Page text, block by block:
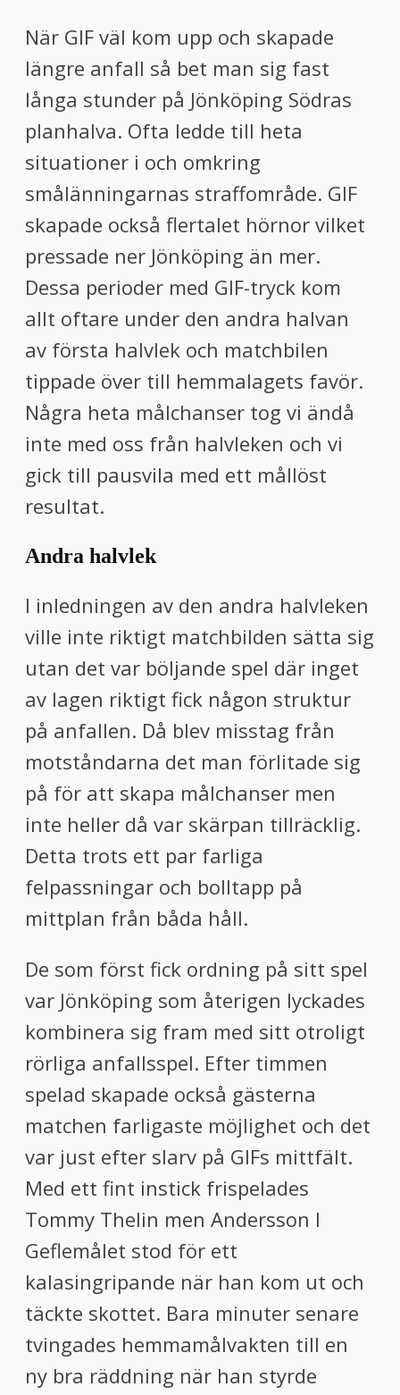
När GIF väl kom upp och skapade
längre anfall så bet man sig fast
långa stunder på Jönköping Södras
planhalva. Ofta ledde till heta
situationer i och omkring
smålänningarnas straffområde. GIF
skapade också flertalet hörnor vilket
pressade ner Jönköping än mer.
Dessa perioder med GIF-tryck kom
allt oftare under den andra halvan
av första halvlek och matchbilen
tippade över till hemmalagets favör.
Några heta målchanser tog vi ändå
inte med oss från halvleken och vi
gick till pausvila med ett mållöst
resultat.
Andra halvlek
I inledningen av den andra halvleken
ville inte riktigt matchbilden sätta sig
utan det var böljande spel där inget
av lagen riktigt fick någon struktur
på anfallen. Då blev misstag från
motståndarna det man förlitade sig
på för att skapa målchanser men
inte heller då var skärpan tillräcklig.
Detta trots ett par farliga
felpassningar och bolltapp på
mittplan från båda håll.
De som först fick ordning på sitt spel
var Jönköping som återigen lyckades
kombinera sig fram med sitt otroligt
rörliga anfallsspel. Efter timmen
spelad skapade också gästerna
matchen farligaste möjlighet och det
var just efter slarv på GIFs mittfält.
Med ett fint instick frispelades
Tommy Thelin men Andersson I
Geflemålet stod för ett
kalasingripande när han kom ut och
täckte skottet. Bara minuter senare
tvingades hemmamålvakten till en
ny bra räddning när han styrde